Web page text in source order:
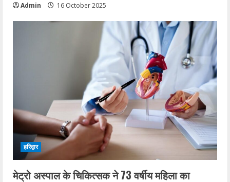
Admin 16 October 2025
हरिद्वार
मेट्रो अस्पाल के चिकित्सक ने 73 वर्षीय महिला का